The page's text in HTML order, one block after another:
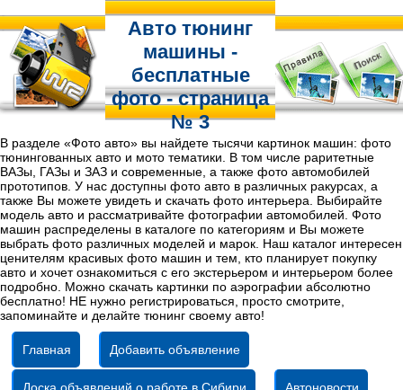
Авто тюнинг
машины -
бесплатные
фото - страница
№ 3
В разделе «Фото авто» вы найдете тысячи картинок машин: фото
тюнингованных авто и мото тематики. В том числе раритетные
ВАЗы, ГАЗы и ЗАЗ и современные, а также фото автомобилей
прототипов. У нас доступны фото авто в различных ракурсах, а
также Вы можете увидеть и скачать фото интерьера. Выбирайте
модель авто и рассматривайте фотографии автомобилей. Фото
машин распределены в каталоге по категориям и Вы можете
выбрать фото различных моделей и марок. Наш каталог интересен
ценителям красивых фото машин и тем, кто планирует покупку
авто и хочет ознакомиться с его экстерьером и интерьером более
подробно. Можно скачать картинки по аэрографии абсолютно
бесплатно! НЕ нужно регистрироваться, просто смотрите,
запоминайте и делайте тюнинг своему авто!
Главная Добавить объявление